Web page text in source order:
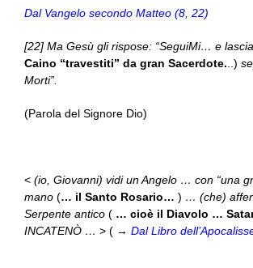
Dal Vangelo secondo Matteo (8, 22)
[22] Ma Gesù gli rispose: “SeguiMi… e
Caino “travestiti” da gran Sacerdote. ..)
Morti”.
(Parola del Signore Dio)
< (io, Giovanni) vidi un Angelo … con “una
mano (… il Santo Rosario… ) … (che)
Serpente antico ( … cioè il Diavolo …
INCATENÒ … > ( → Dal Libro